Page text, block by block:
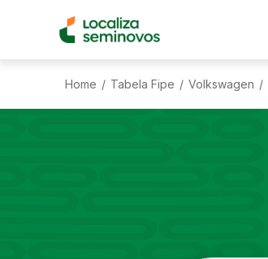
Home / Tabela Fipe / Volkswagen /